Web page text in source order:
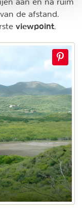
de afstand.
viewpoint